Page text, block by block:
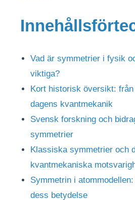
Vad är symmetrier i fysik
viktiga?
Kort historisk översikt:
dagens kvantmekanik
Svensk forskning och
symmetrier
Klassiska symmetrier och
kvantmekaniska
Symmetrin i
dess betydelse